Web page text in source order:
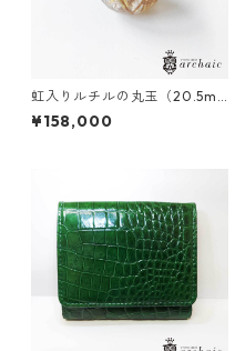
虹入りルチルの丸玉（20.5m
m）
¥158,000